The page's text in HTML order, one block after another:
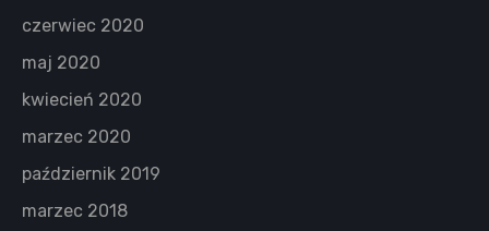
czerwiec 2020
maj 2020
kwiecień 2020
marzec 2020
październik 2019
marzec 2018